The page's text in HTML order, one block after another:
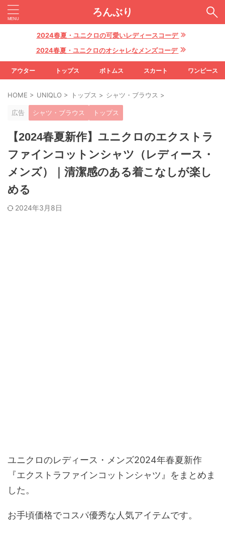
ろんぶり
2024春夏・ユニクロの可愛いレディースコーデ
2024春夏・ユニクロのオシャレなメンズコーデ
アウター トップス ボトムス スカート ワンピース
HOME > UNIQLO > トップス > シャツ・ブラウス >
広告 シャツ・ブラウス トップス
【2024春夏新作】ユニクロのエクストラ
ファインコットンシャツ（レディース・
メンズ）｜清潔感のある着こなしが楽し
める
2024年3月8日
ユニクロのレディース・メンズ2024年春夏新作
『エクストラファインコットンシャツ』をまとめま
した。
お手頃価格でコスパ優秀な人気アイテムです。